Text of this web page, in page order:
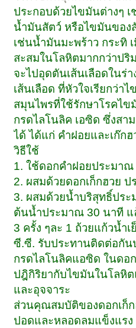
ประกอบด้วยไขมันต่างๆ
น้ำมันสัตว์ หรือไขมันของ
เช่นน้ำมันมะพร้าว กระทิ
สะสมในโลหิตมากกว่าป
จะไปอุดตันเส้นเลือดในร่
เส้นเลือด ที่หัวใจเรียกว่า
สมุนไพรที่ใช้รักษาโรคไ
กรดไลโนลิค เอซิด ซึ่งสา
ได้ ได้แก่ คำฝอยและเก๊กฮ
วิธีใช้
1. ใช้ดอกคำฝอยประมา
2. ผสมด้วยดอกเก็กฮวย
3. ผสมด้วยน้ำบริสุทธิ์ปร
ต้นน้ำประมาณ 30 นาที แ
3 ครั้ง ๆละ 1 ถ้วยแก้วน้ำ
ซี.ซี. รับประทานติดต่อกัน
กรดไลโนลิคแอซิด ในดอ
ปฎิกิริยากับไขมันในโลหิ
และอุจจาระ
ส่วนคุณสมบัติของดอกเก็
ปอดและหลอดลมแข็งแรง